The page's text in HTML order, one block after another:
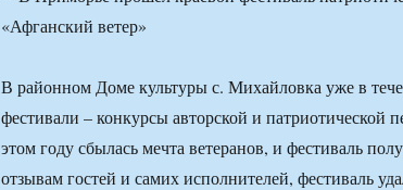
В районном Доме культуры с. Михайловка уже в
фестивали – конкурсы авторской и патриотической
этом году сбылась мечта ветеранов, и фестиваль
отзывам гостей и самих исполнителей, фестиваль